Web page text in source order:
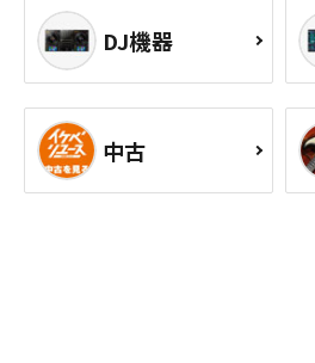
DJ機器
中古